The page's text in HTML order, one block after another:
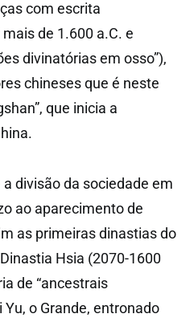
com escrita
de 1.600 a.C. e
divinatórias em osso”),
chineses que é neste
que inicia a
divisão da sociedade em
ao aparecimento de
as primeiras dinastias do
Hsia (2070-1600
de “ancestrais
Yu, o Grande, entronado